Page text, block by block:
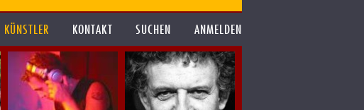
KÜNSTLER KONTAKT SUCHEN ANMELDEN